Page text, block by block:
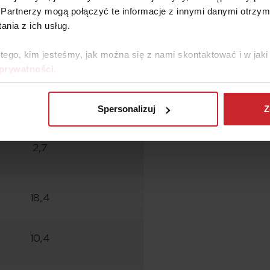
mogą połączyć te informacje z innymi danymi
z ich usług.
kim jesteśmy, jak można się z nami skontaktować i w
Spersonalizuj
na 10 000 populacji
0,05
2,7
18,4
10,4